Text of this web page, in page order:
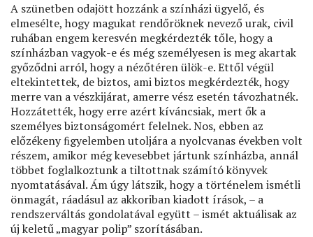
A szünetben odajött hozzánk a színházi ügyelő, és
elmesélte, hogy magukat rendőröknek nevező urak, civil
ruhában engem keresvén megkérdezték tőle, hogy a
színházban vagyok-e és még személyesen is meg akartak
győződni arról, hogy a nézőtéren ülök-e. Ettől végül
eltekintettek, de biztos, ami biztos megkérdezték, hogy
merre van a vészkijárat, amerre vész esetén távozhatnék.
Hozzátették, hogy erre azért kíváncsiak, mert ők a
személyes biztonságomért felelnek. Nos, ebben az
előzékeny ﬁgyelemben utoljára a nyolcvanas években volt
részem, amikor még kevesebbet jártunk színházba, annál
többet foglalkoztunk a tiltottnak számító könyvek
nyomtatásával. Ám úgy látszik, hogy a történelem ismétli
önmagát, ráadásul az akkoriban kiadott írások, – a
rendszerváltás gondolatával együtt – ismét aktuálisak az
új keletű „magyar polip” szorításában.